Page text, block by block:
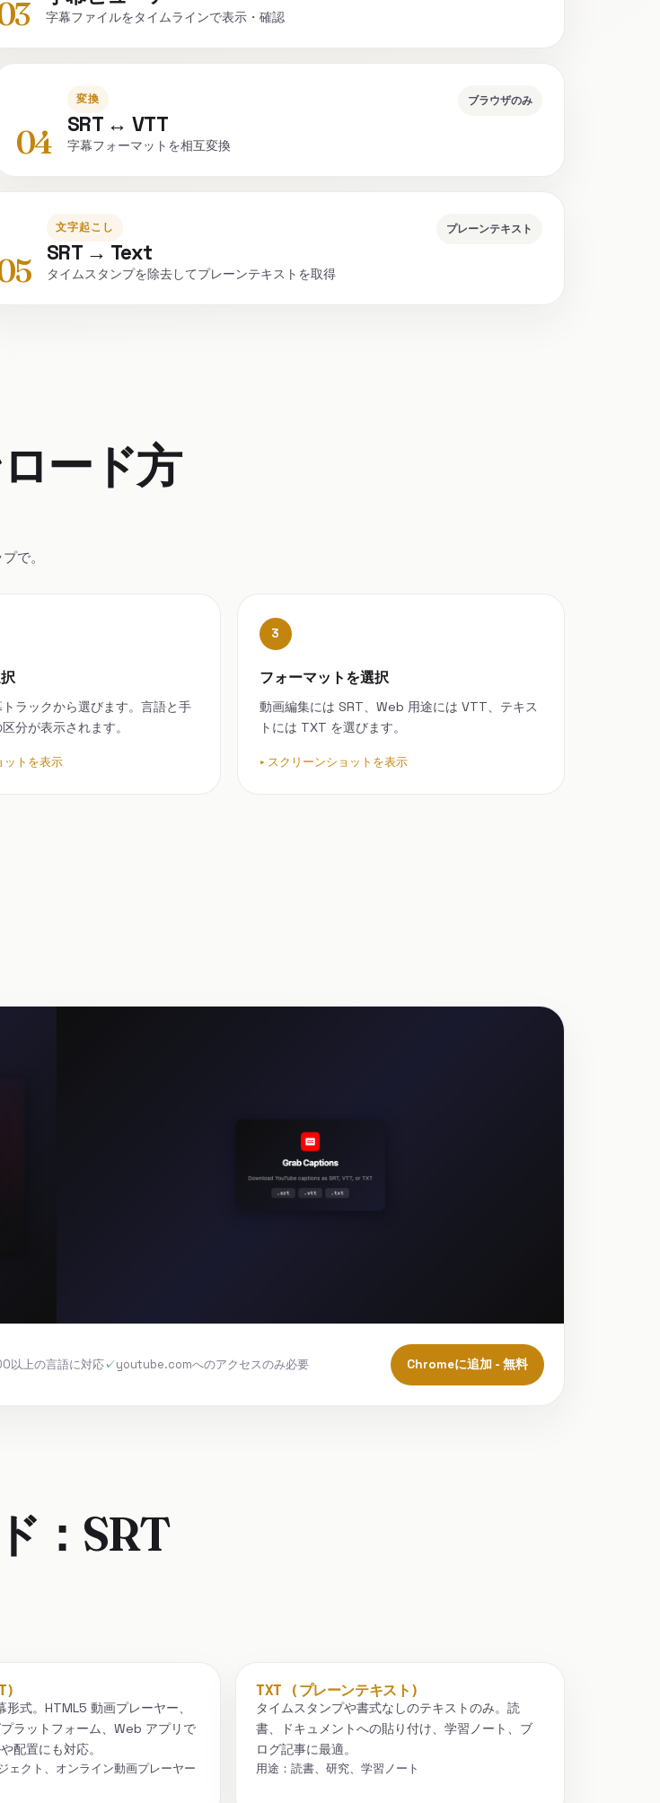
字幕ファイルをタイムラインで表示・確認
04
変換
SRT ↔ VTT
字幕フォーマットを相互変換
ブラウザのみ
文字起こし
SRT → Text
タイムスタンプを除去してプレーンテキストを取得
プレーンテキスト
ード方
で。
ラックから選びます。言語と手
分が表示されます。
ットを表示
3
フォーマットを選択
動画編集には SRT、Web 用途には VTT、テキス
トには TXT を選びます。
スクリーンショットを表示
以上の言語に対応 youtube.comへのアクセスのみ必要 Chromeに追加 - 無料
：SRT
式。HTML5 動画プレーヤー、
ラットフォーム、Web アプリで
配置にも対応。
ェクト、オンライン動画プレーヤー
TXT (プレーンテキスト)
タイムスタンプや書式なしのテキストのみ。読
書、ドキュメントへの貼り付け、学習ノート、ブ
ログ記事に最適。
用途：読書、研究、学習ノート